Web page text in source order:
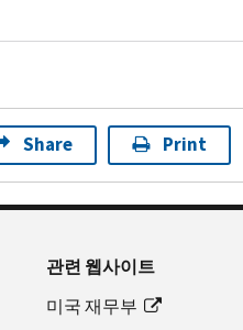
Share Print
관련 웹사이트
미국 재무부